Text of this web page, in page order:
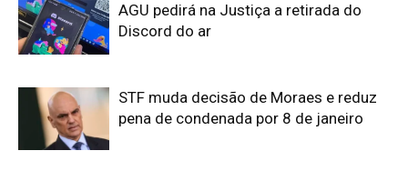
AGU pedirá na Justiça a retirada do
Discord do ar
STF muda decisão de Moraes e reduz
pena de condenada por 8 de janeiro